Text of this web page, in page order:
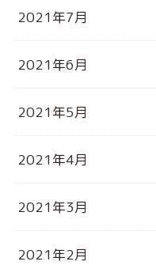
2021年7月
2021年6月
2021年5月
2021年4月
2021年3月
2021年2月